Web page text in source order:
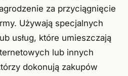
za przyciągnięcie
Używają specjalnych
usług, które umieszczają
lub innych
dokonują zakupów